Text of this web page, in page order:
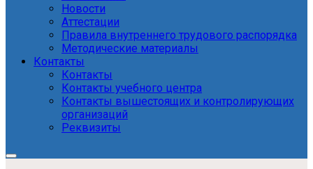
Новости
Аттестации
Правила внутреннего трудового распорядка
Методические материалы
Контакты
Контакты
Контакты учебного центра
Контакты вышестоящих и контролирующих
организаций
Реквизиты